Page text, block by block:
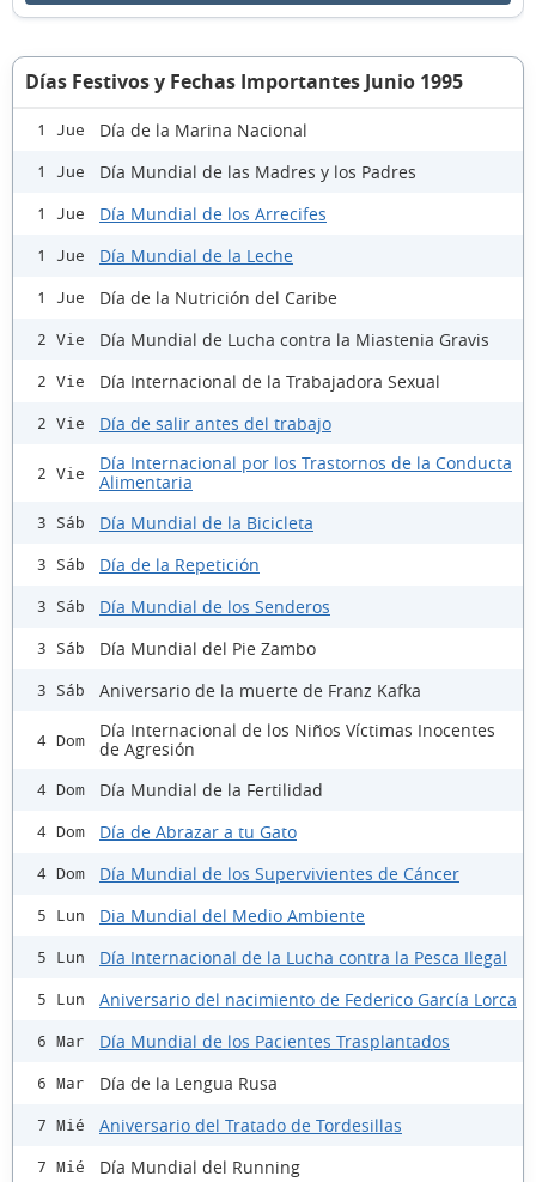
Días Festivos y Fechas Importantes Junio 1995
1 Jue Día de la Marina Nacional
1 Jue Día Mundial de las Madres y los Padres
1 Jue Día Mundial de los Arrecifes
1 Jue Día Mundial de la Leche
1 Jue Día de la Nutrición del Caribe
2 Vie Día Mundial de Lucha contra la Miastenia Gravis
2 Vie Día Internacional de la Trabajadora Sexual
2 Vie Día de salir antes del trabajo
2 Vie
Día Internacional por los Trastornos de la Conducta
Alimentaria
3 Sáb Día Mundial de la Bicicleta
3 Sáb Día de la Repetición
3 Sáb Día Mundial de los Senderos
3 Sáb Día Mundial del Pie Zambo
3 Sáb Aniversario de la muerte de Franz Kafka
4 Dom
Día Internacional de los Niños Víctimas Inocentes
de Agresión
4 Dom Día Mundial de la Fertilidad
4 Dom Día de Abrazar a tu Gato
4 Dom Día Mundial de los Supervivientes de Cáncer
5 Lun Dia Mundial del Medio Ambiente
5 Lun Día Internacional de la Lucha contra la Pesca Ilegal
5 Lun Aniversario del nacimiento de Federico García Lorca
6 Mar Día Mundial de los Pacientes Trasplantados
6 Mar Día de la Lengua Rusa
7 Mié Aniversario del Tratado de Tordesillas
7 Mié Día Mundial del Running